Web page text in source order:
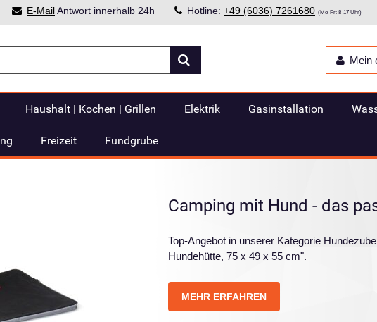
E-MailAntwort innerhalb 24h Hotline: +49 (6036) 7261680 (Mo-Fr: 8-17 Uhr)
Mein
Haushalt | Kochen | Grillen Elektrik Gasinstallation
Freizeit Fundgrube
Camping mit Hund - das
Top-Angebot in unserer Kategorie
Hundehütte, 75 x 49 x 55 cm".
MEHR ERFAHREN